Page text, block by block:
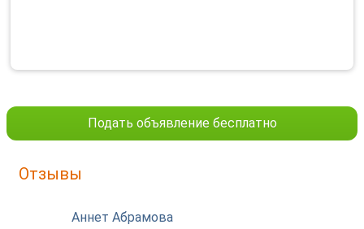
Подать объявление бесплатно
Отзывы
Аннет Абрамова